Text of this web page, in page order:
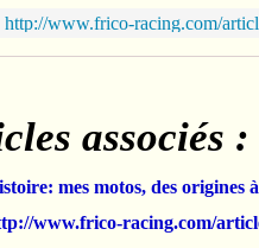
http://www.frico-racing.com/
associés :
mes motos, des origines
www.frico-racing.com/